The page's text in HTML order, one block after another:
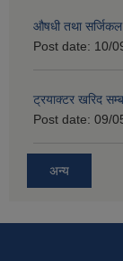
औषधी तथा सर्जिकल
Post date: 10/
ट्रयाक्टर खरिद
Post date: 09/
अन्य